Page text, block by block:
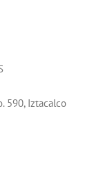
590, Iztacalco